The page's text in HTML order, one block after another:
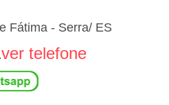
Fátima - Serra/ ES
ver telefone